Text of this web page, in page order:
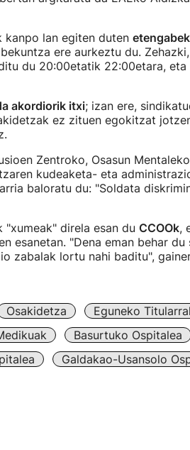
lan egiten duten
ere aurkeztu du.
du 20:00etatik 22:00etara, eta
akordiorik itxi; izan ere,
ez zituen egokitzat
Zentroko, Osasun
kudeaketa- eta
baloratu du: "Soldata
direla esan du CCOOk,
esanetan. "Dena eman behar
zabalak lortu nahi baditu",
Osakidetza
Eguneko
Basurtuko Ospitalea
Galdakao-Usansolo